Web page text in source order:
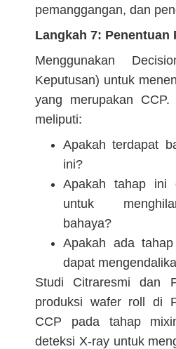
pemanggangan, dan
Langkah 7: Penentuan
Menggunakan
Keputusan) untuk
yang merupakan CCP.
meliputi:
Apakah terdapat
ini?
Apakah tahap ini
untuk
bahaya?
Apakah ada
dapat
Studi Citraresmi dan
produksi wafer roll di
CCP pada tahap
deteksi X-ray untuk